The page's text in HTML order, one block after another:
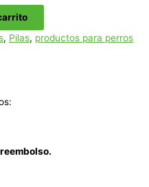
, Pilas, productos para perros